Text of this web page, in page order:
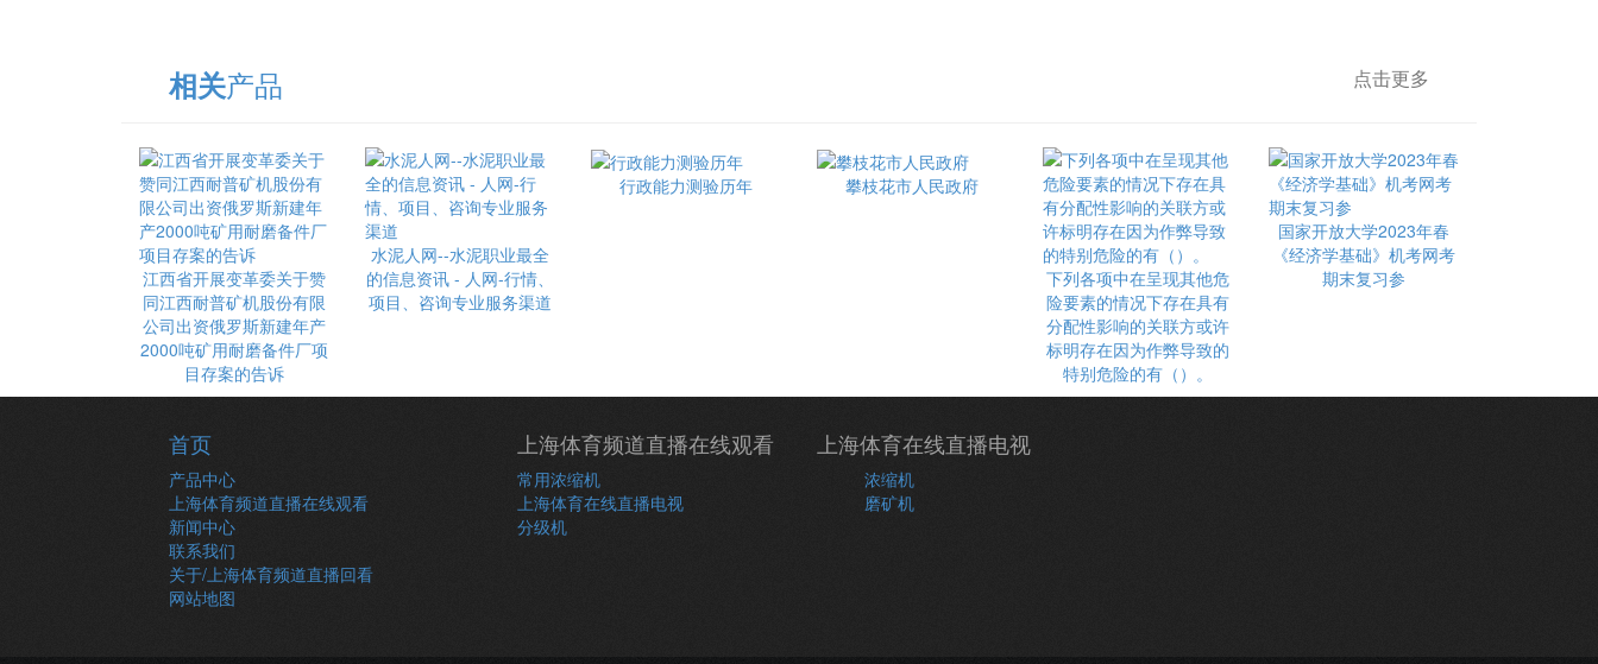
相关产品 点击更多
江西省开展变革委关于赞
同江西耐普矿机股份有限
公司出资俄罗斯新建年产
2000吨矿用耐磨备件厂项
目存案的告诉
水泥人网--水泥职业最全
的信息资讯 - 人网-行情、
项目、咨询专业服务渠道
行政能力测验历年 攀枝花市人民政府
下列各项中在呈现其他危
险要素的情况下存在具有
分配性影响的关联方或许
标明存在因为作弊导致的
特别危险的有（）。
国家开放大学2023年春
《经济学基础》机考网考
期末复习参
首页
产品中心
上海体育频道直播在线观看
新闻中心
联系我们
关于/上海体育频道直播回看
网站地图
上海体育频道直播在线观看
常用浓缩机
上海体育在线直播电视
分级机
上海体育在线直播电视
浓缩机
磨矿机